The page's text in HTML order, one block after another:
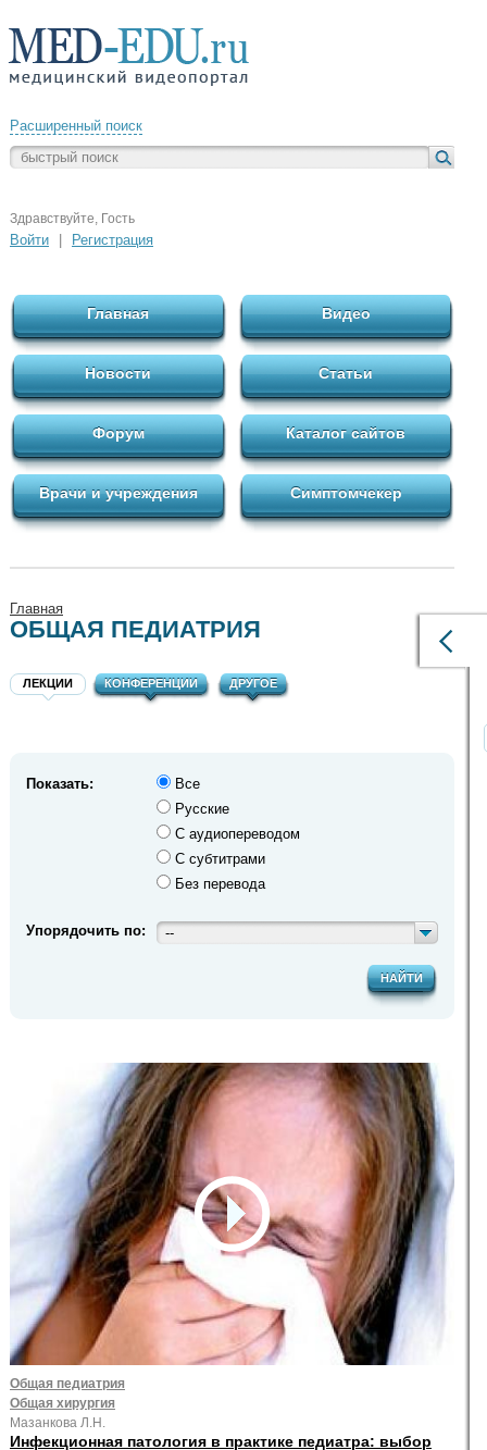
Расширенный поиск
Здравствуйте, Гость
Войти Регистрация
Главная Видео
Новости Статьи
Форум Каталог сайтов
Врачи и учреждения Симптомчекер
Главная
ОБЩАЯ ПЕДИАТРИЯ
ЛЕКЦИИ КОНФЕРЕНЦИИ ДРУГОЕ
Показать:
Все
Русские
С аудиопереводом
С субтитрами
Без перевода
Упорядочить по: --
НАЙТИ
Общая педиатрия
Общая хирургия
Мазанкова Л.Н.
Инфекционная патология в практике педиатра: выбор